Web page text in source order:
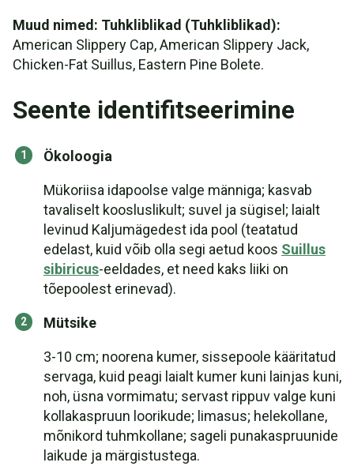
Muud nimed: Tuhkliblikad (Tuhkliblikad):
American Slippery Cap, American Slippery Jack,
Chicken-Fat Suillus, Eastern Pine Bolete.
Seente identifitseerimine
Ökoloogia
Mükoriisa idapoolse valge männiga; kasvab
tavaliselt koosluslikult; suvel ja sügisel; laialt
levinud Kaljumägedest ida pool (teatatud
edelast, kuid võib olla segi aetud koos Suillus
sibiricus-eeldades, et need kaks liiki on
tõepoolest erinevad).
Mütsike
3-10 cm; noorena kumer, sissepoole kääritatud
servaga, kuid peagi laialt kumer kuni lainjas kuni,
noh, üsna vormimatu; servast rippuv valge kuni
kollakaspruun loorikude; limasus; helekollane,
mõnikord tuhmkollane; sageli punakaspruunide
laikude ja märgistustega.